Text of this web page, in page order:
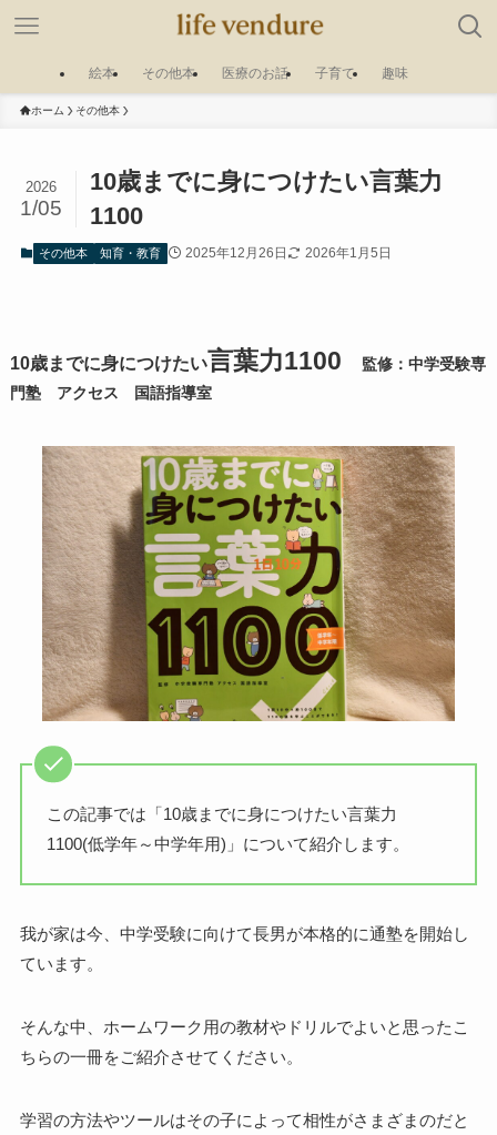
絵本 その他本 医療のお話 子育て 趣味
ホーム その他本
10歳までに身につけたい言葉力
1100
2026
1/05
その他本 知育・教育 2025年12月26日 2026年1月5日
10歳までに身につけたい言葉力1100
監修：中学受験専
門塾 アクセス 国語指導室
この記事では「10歳までに身につけたい言葉力
1100(低学年～中学年用)」について紹介します。
我が家は今、中学受験に向けて長男が本格的に通塾を開始し
ています。
そんな中、ホームワーク用の教材やドリルでよいと思ったこ
ちらの一冊をご紹介させてください。
学習の方法やツールはその子によって相性がさまざまのだと